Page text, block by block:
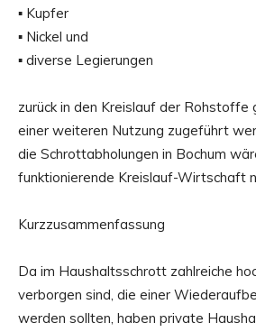
▪ Kupfer
▪ Nickel und
▪ diverse Legierungen
zurück in den Kreislauf der Rohstoffe
einer weiteren Nutzung zugeführt
die Schrottabholungen in Bochum
funktionierende Kreislauf-Wirtschaft
Kurzzusammenfassung
Da im Haushaltsschrott zahlreiche
verborgen sind, die einer
werden sollten, haben private